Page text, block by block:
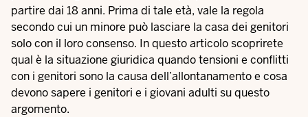
partire dai 18 anni. Prima di tale età, vale la regola
secondo cui un minore può lasciare la casa dei genitori
solo con il loro consenso. In questo articolo scoprirete
qual è la situazione giuridica quando tensioni e conflitti
con i genitori sono la causa dell’allontanamento e cosa
devono sapere i genitori e i giovani adulti su questo
argomento.